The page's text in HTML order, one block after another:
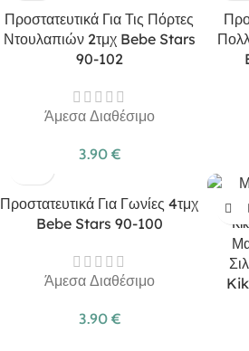
Προστατευτικά Για Τις Πόρτες
Ντουλαπιών 2τμχ Bebe Stars
90-102
Άμεσα Διαθέσιμο
3.90 €
Προστατευτικά Για Γωνίες 4τμχ
Bebe Stars 90-100
Άμεσα Διαθέσιμο
3.90 €